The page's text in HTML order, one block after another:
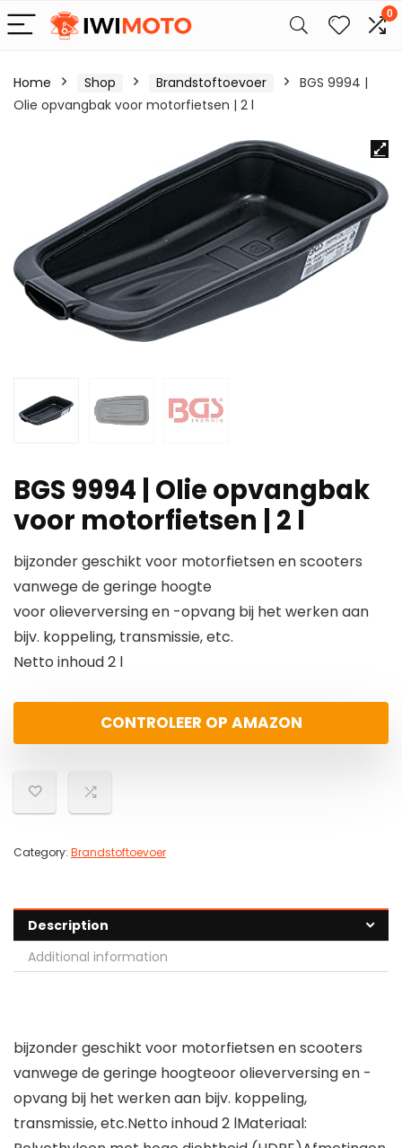
0
Home Shop Brandstoftoevoer
BGS 9994 |
Olie opvangbak voor motorfietsen | 2 l
BGS 9994 | Olie opvangbak
voor motorfietsen | 2 l
bijzonder geschikt voor motorfietsen en scooters
vanwege de geringe hoogte
voor olieverversing en -opvang bij het werken aan
bijv. koppeling, transmissie, etc.
Netto inhoud 2 l
CONTROLEER OP AMAZON
Category: Brandstoftoevoer
Description
Additional information
bijzonder geschikt voor motorfietsen en scooters
vanwege de geringe hoogteoor olieverversing en -
opvang bij het werken aan bijv. koppeling,
transmissie, etc.Netto inhoud 2 lMateriaal: